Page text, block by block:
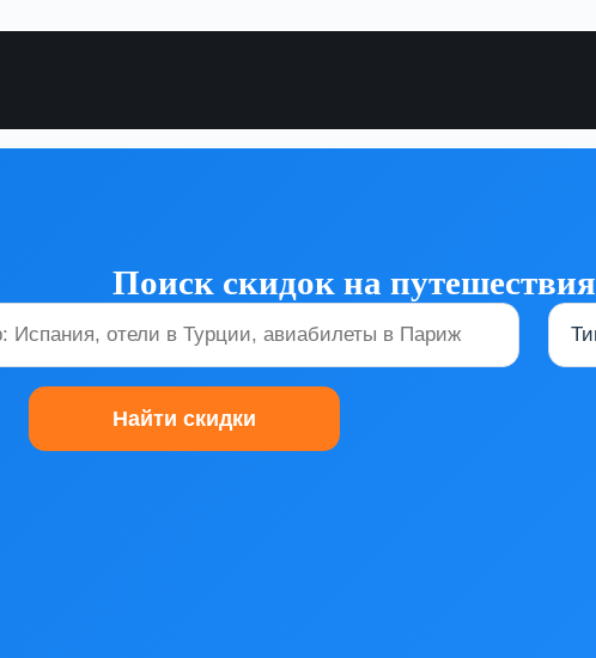
Поиск скидок на путешествия